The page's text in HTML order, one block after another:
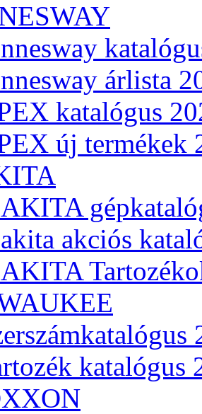
árlista
katalógus
új termékek
akciós
katalógus